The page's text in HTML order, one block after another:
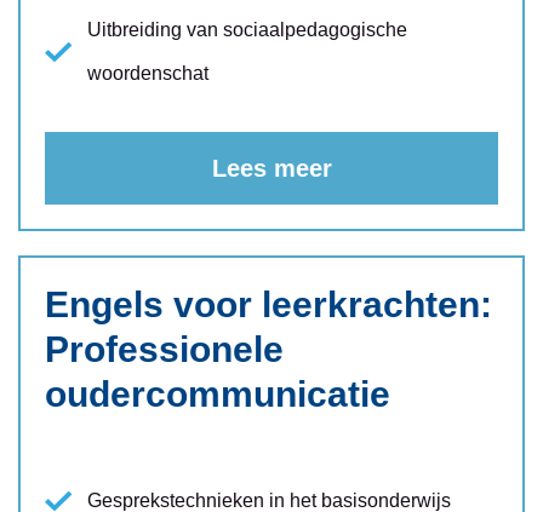
Uitbreiding van sociaalpedagogische
woordenschat
Lees meer
Engels voor leerkrachten:
Professionele
oudercommunicatie
Gesprekstechnieken in het basisonderwijs